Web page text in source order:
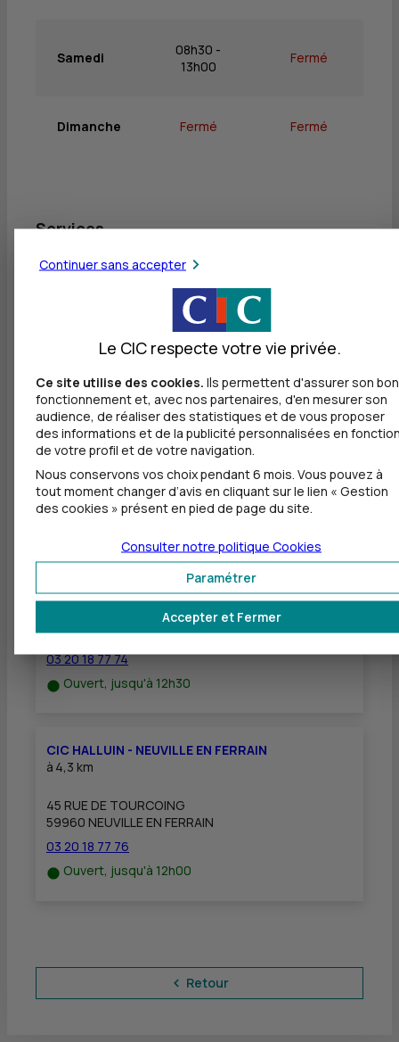
Samedi
08h30 -
13h00
Fermé
Dimanche Fermé Fermé
Services
Retrait de billets EUR
Dépôt valorisé de billets EUR
Retrait de rouleaux de monnaie EUR
Dépôt valorisé de chèques EUR
Equipement pour déficients visuels
Autres agences les plus proches
CIC RONCQ
59223 RONCQ
03 20 18 77 74
Ouvert, jusqu'à 12h30
CIC HALLUIN - NEUVILLE EN FERRAIN
à 4,3 km
45 RUE DE TOURCOING
59960 NEUVILLE EN FERRAIN
03 20 18 77 76
Ouvert, jusqu'à 12h00
Retour
Continuer sans accepter
Le CIC respecte votre vie privée.
Ce site utilise des cookies. Ils permettent d'assurer son bon
fonctionnement et, avec nos partenaires, d'en mesurer son
audience, de réaliser des statistiques et de vous proposer
des informations et de la publicité personnalisées en
de votre profil et de votre navigation.
Nous conservons vos choix pendant 6 mois. Vous pouvez à
tout moment changer d’avis en cliquant sur le lien « Gestion
des cookies » présent en pied de page du site.
Accepter et Fermer
Paramétrer
Consulter notre politique Cookies